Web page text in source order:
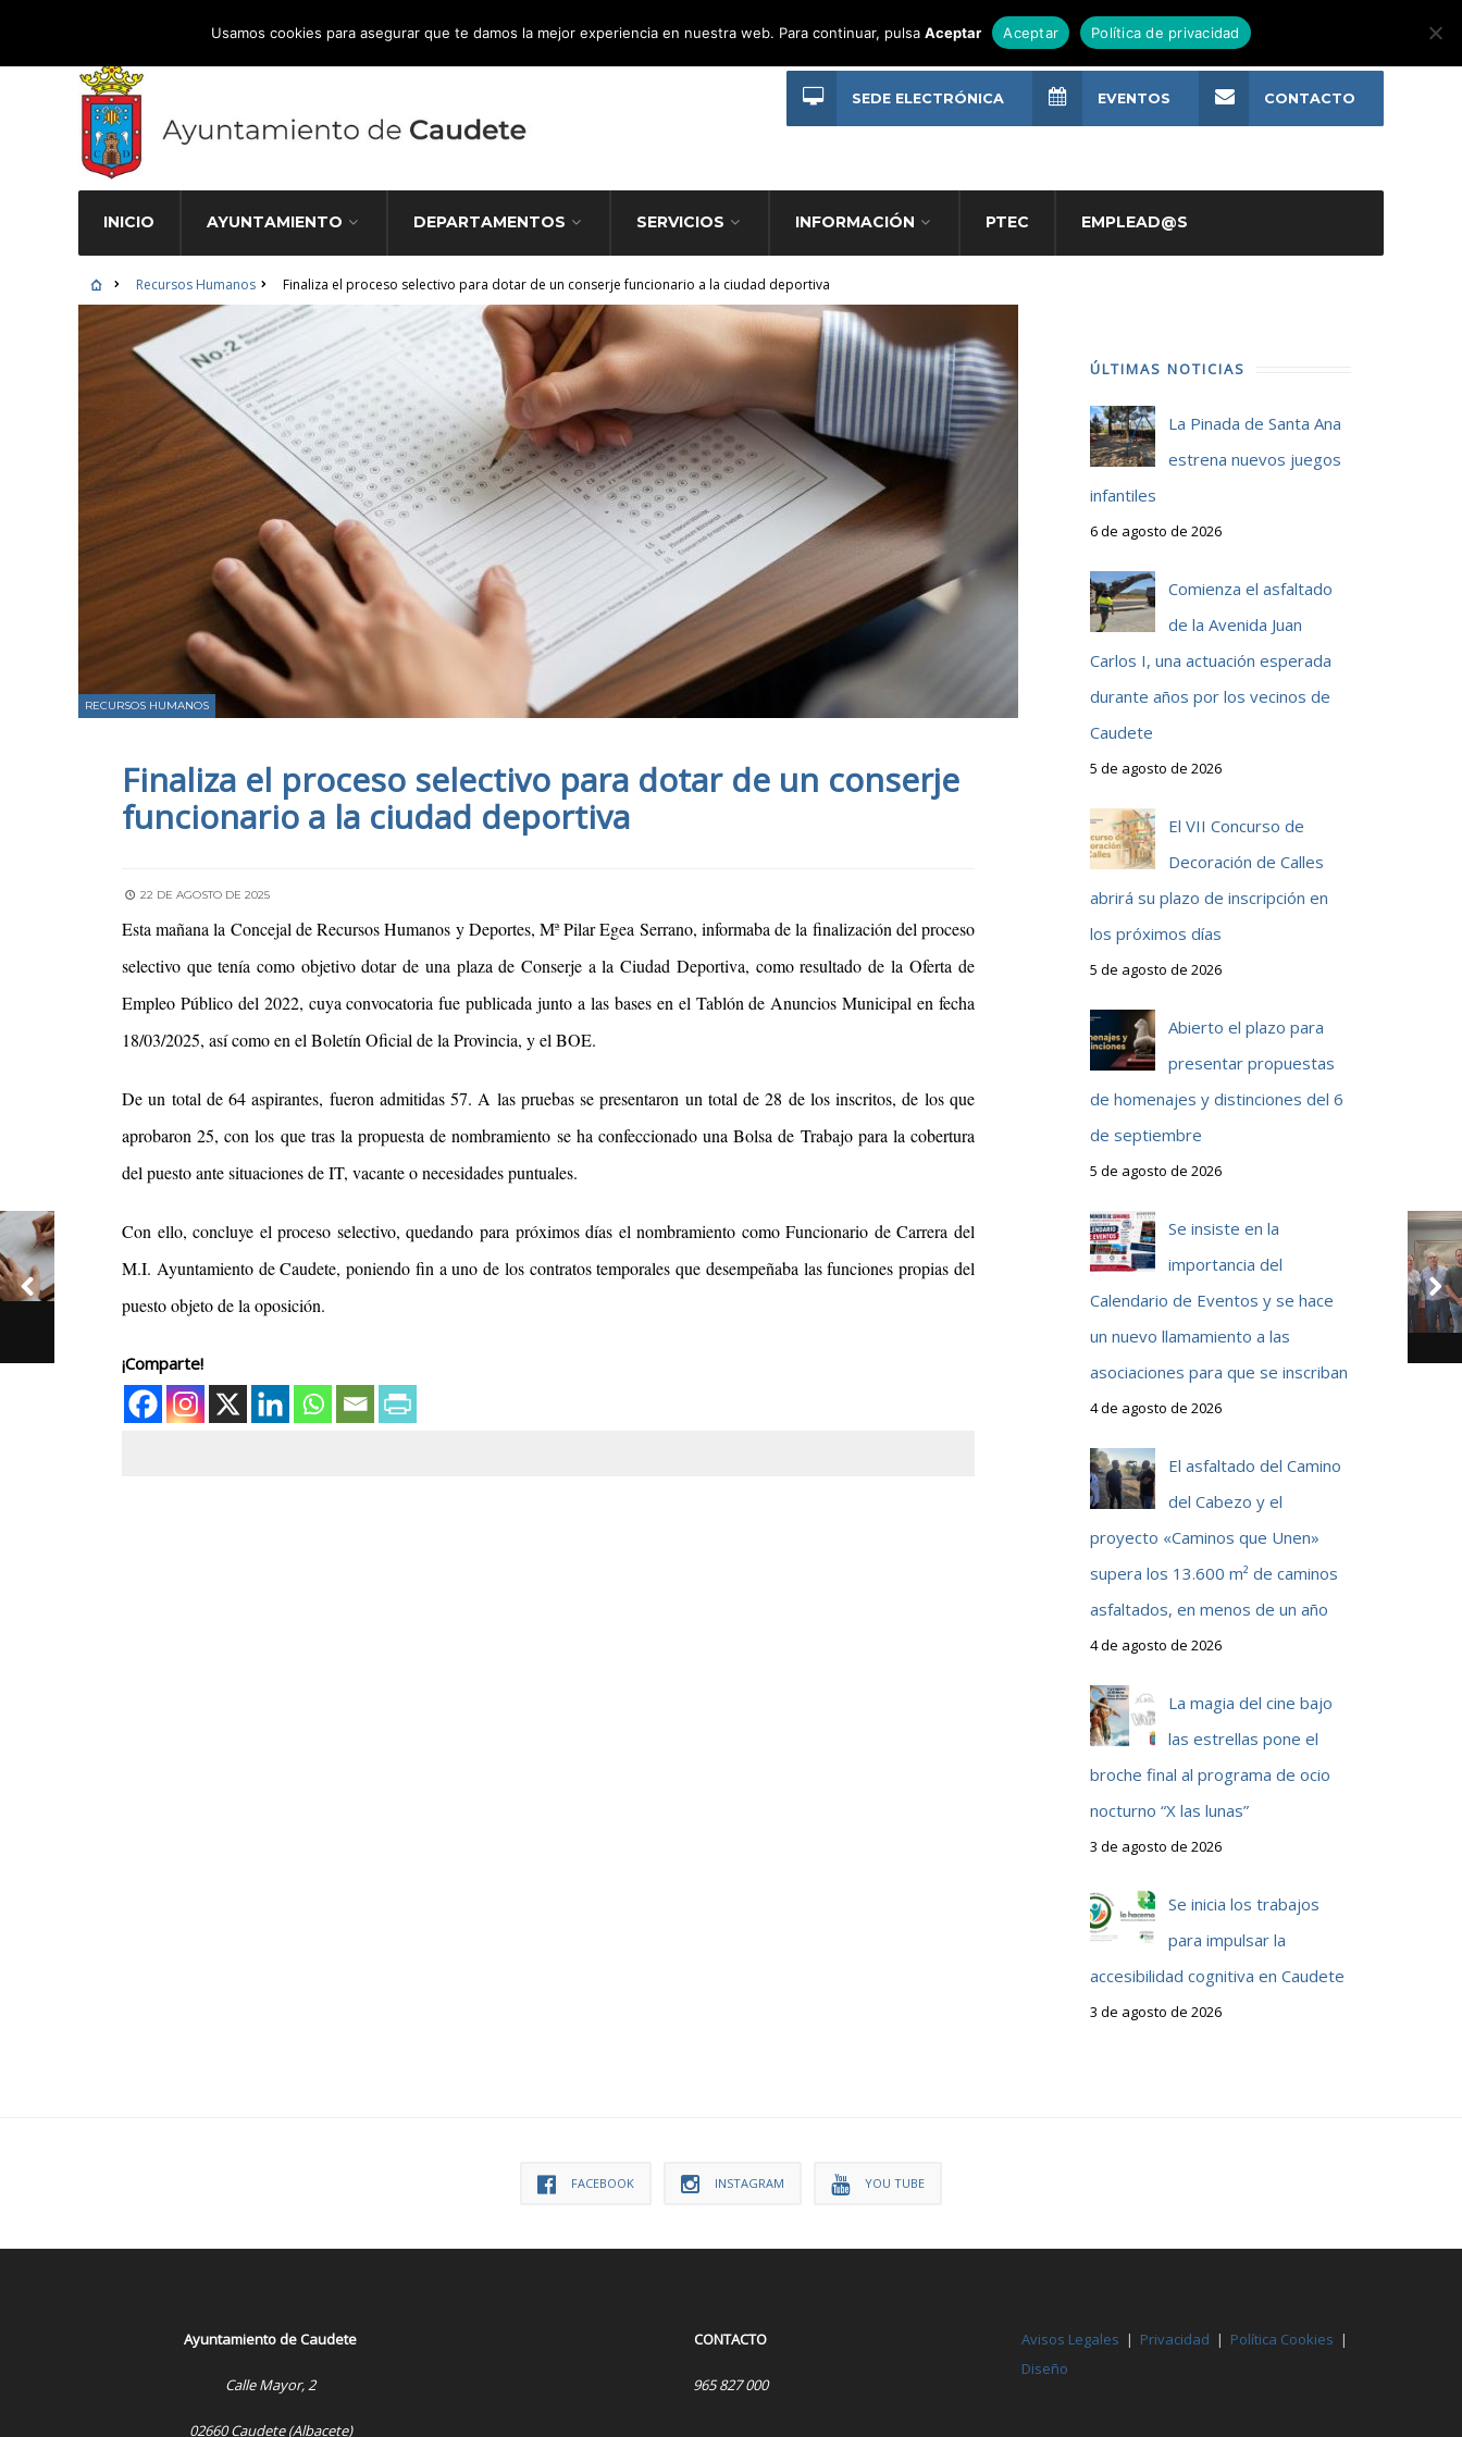
Atención Ciudadana 965 827 000
INICIO AYUNTAMIENTO DEPARTAMENTOS SERVICIOS INFORMACIÓN PTEC EMPLEAD@S
SEDE ELECTRÓNICA EVENTOS CONTACTO
Recursos Humanos Finaliza el proceso selectivo para dotar de un conserje funcionario a la ciudad deportiva
RECURSOS HUMANOS
Finaliza el proceso selectivo para dotar de un conserje
funcionario a la ciudad deportiva
22 DE AGOSTO DE 2025
Esta mañana la Concejal de Recursos Humanos y Deportes, Mª Pilar Egea Serrano, informaba de la finalización del proceso
selectivo que tenía como objetivo dotar de una plaza de Conserje a la Ciudad Deportiva, como resultado de la Oferta de
Empleo Público del 2022, cuya convocatoria fue publicada junto a las bases en el Tablón de Anuncios Municipal en fecha
18/03/2025, así como en el Boletín Oficial de la Provincia, y el BOE.
De un total de64 aspirantes, fueron admitidas 57. A las pruebas se presentaron un total de 28 de los inscritos, de los que
aprobaron 25, con los que tras la propuesta de nombramiento se ha confeccionado una Bolsa de Trabajo para la cobertura
del puesto ante situaciones de IT, vacante o necesidades puntuales.
Con ello, concluye el proceso selectivo, quedando para próximos días el nombramiento como Funcionario de Carrera del
M.I. Ayuntamiento de Caudete, poniendo fin a uno de los contratos temporales que desempeñaba las funciones propias del
puesto objeto de la oposición.
¡Comparte!
ÚLTIMAS NOTICIAS
La Pinada de Santa Ana
estrena nuevos juegos
infantiles
6 de agosto de 2026
Comienza el asfaltado
de la Avenida Juan
Carlos I, una actuación esperada
durante años por los vecinos de
Caudete
5 de agosto de 2026
El VII Concurso de
Decoración de Calles
abrirá su plazo de inscripción en
los próximos días
5 de agosto de 2026
Abierto el plazo para
presentar propuestas
de homenajes y distinciones del 6
de septiembre
5 de agosto de 2026
Se insiste en la
importancia del
Calendario de Eventos y se hace
un nuevo llamamiento a las
asociaciones para que se inscriban
4 de agosto de 2026
El asfaltado del Camino
del Cabezo y el
proyecto «Caminos que Unen»
supera los 13.600 m² de caminos
asfaltados, en menos de un año
4 de agosto de 2026
La magia del cine bajo
las estrellas pone el
broche final al programa de ocio
nocturno “X las lunas”
3 de agosto de 2026
Se inicia los trabajos
para impulsar la
accesibilidad cognitiva en Caudete
3 de agosto de 2026
FACEBOOK INSTAGRAM YOU TUBE
Ayuntamiento de Caudete
Calle Mayor, 2
02660 Caudete (Albacete)
CONTACTO
965 827 000
Avisos Legales | Privacidad | Política Cookies |
Diseño
Usamos cookies para asegurar que te damos la mejor experiencia en nuestra web. Para continuar, pulsaAceptar Aceptar Política de privacidad